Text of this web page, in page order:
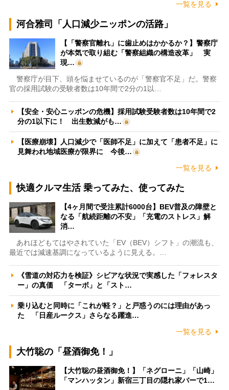
一覧を見る
河合雅司「人口減少ニッポンの活路」
【「警察官離れ」に歯止めはかかるか？】警察庁
が本気で取り組む「警察組織の構造改革」 実
現…
警察庁が目下、頭を悩ませているのが「警察官不足」だ。警察
官の採用試験の受験者数は10年間で2分の1以…
【安全・安心ニッポンの危機】採用試験受験者数は10年間で2
分の1以下に！ 出生数減がも…
【医療崩壊】人口減少で「医師不足」に加えて「患者不足」に
見舞われ地域医療が限界に 今後…
一覧を見る
快適クルマ生活 乗ってみた、使ってみた
【4ヶ月間で受注累計6000台】BEV普及の障壁と
なる「航続距離の不安」「充電のストレス」解
消…
あれほどもてはやされていた「EV（BEV）シフト」の潮流も、
最近では減速基調になっているように見える。…
《雪道の対応力を検証》シビアな状況で実感した「フォレスタ
ー」の真価 「ターボ」と「スト…
乗り込むと同時に「これが軽？」と戸惑うのには理由があっ
た 「日産ルークス」さらなる躍進…
一覧を見る
大竹聡の「昼酒御免！」
【大竹聡の昼酒御免！】「ネグローニ」「山崎」
「マンハッタン」新宿三丁目の隠れ家バーで1…